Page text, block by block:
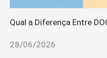
Qual a Diferença Entre
28/06/2026